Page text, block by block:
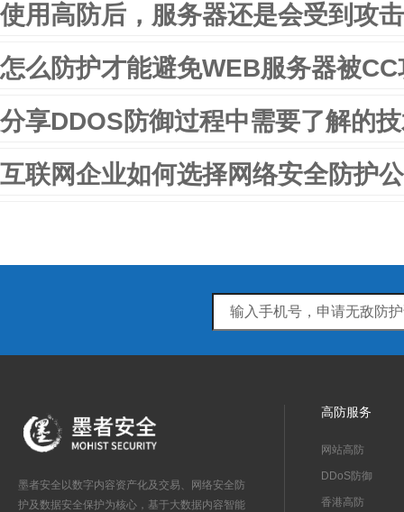
使用高防后，服务器还是会受到攻
怎么防护才能避免WEB服务器被
分享DDOS防御过程中需要了解的
互联网企业如何选择网络安全防护
墨者安全以数字内容资产化及交易、网络安全防
护及数据安全保护为核心，基于大数据内容智能
高防服务
网站高防
DDoS防御
香港高防